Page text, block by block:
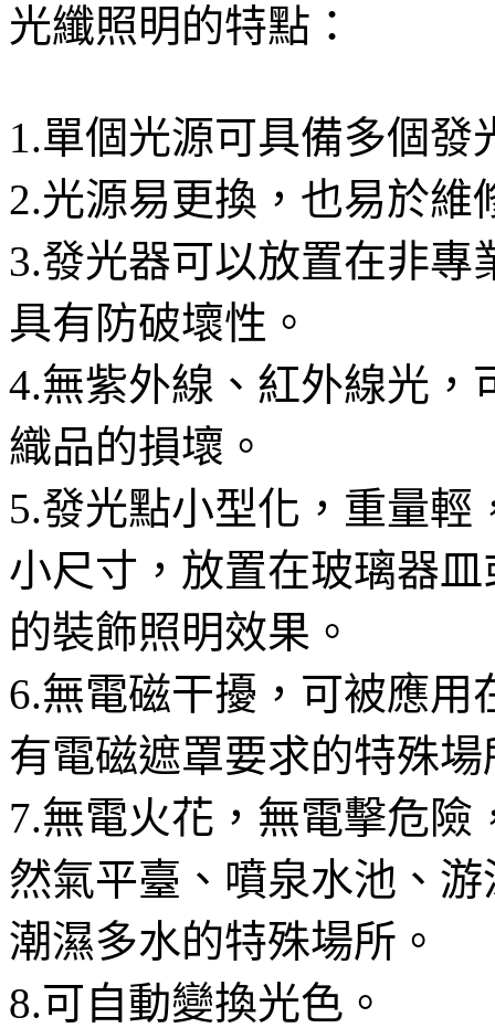
光纖照明的特點：
1.單個光源可具備多個發
2.光源易更換，也易於維
3.發光器可以放置在非
具有防破壞性。
4.無紫外線、紅外線光，
織品的損壞。
5.發光點小型化，重量
小尺寸，放置在玻璃器
的裝飾照明效果。
6.無電磁干擾，可被應
有電磁遮罩要求的特殊
7.無電火花，無電擊危
然氣平臺、噴泉水池、
潮濕多水的特殊場所。
8.可自動變換光色。